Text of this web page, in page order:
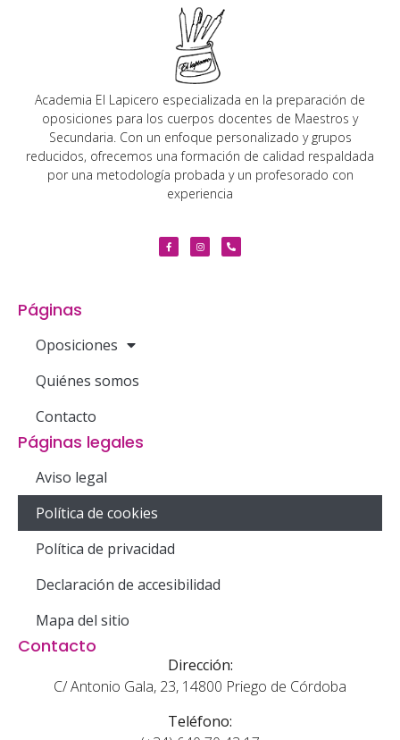
Academia El Lapicero especializada en la preparación de
oposiciones para los cuerpos docentes de Maestros y
Secundaria. Con un enfoque personalizado y grupos
reducidos, ofrecemos una formación de calidad respaldada
por una metodología probada y un profesorado con
experiencia
Páginas
Oposiciones
Quiénes somos
Contacto
Páginas legales
Aviso legal
Política de cookies
Política de privacidad
Declaración de accesibilidad
Mapa del sitio
Contacto
Dirección:
C/ Antonio Gala, 23, 14800 Priego de Córdoba
Teléfono: